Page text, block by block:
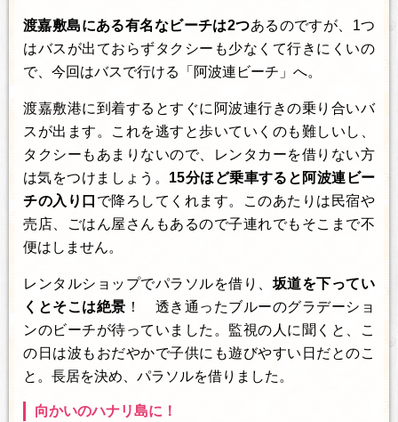
渡嘉敷島にある有名なビーチは2つあるのですが、1つ
はバスが出ておらずタクシーも少なくて行きにくいの
で、今回はバスで行ける「阿波連ビーチ」へ。
渡嘉敷港に到着するとすぐに阿波連行きの乗り合いバ
スが出ます。これを逃すと歩いていくのも難しいし、
タクシーもあまりないので、レンタカーを借りない方
は気をつけましょう。 15分ほど乗車すると阿波連ビー
チの入り口 で降ろしてくれます。このあたりは民宿や
売店、ごはん屋さんもあるので子連れでもそこまで不
便はしません。
レンタルショップでパラソルを借り、坂道を下ってい
くとそこは絶景 ！ 透き通ったブルーのグラデーショ
ンのビーチが待っていました。監視の人に聞くと、こ
の日は波もおだやかで子供にも遊びやすい日だとのこ
と。長居を決め、パラソルを借りました。
向かいのハナリ島に！